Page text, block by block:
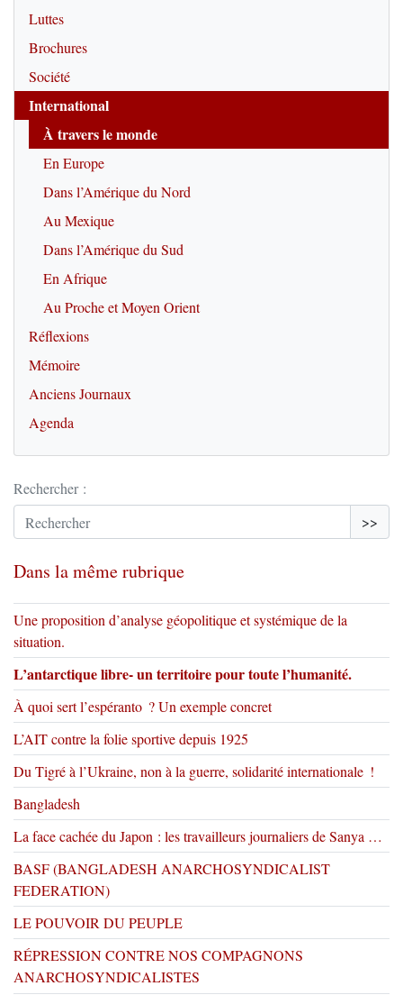
Luttes
Brochures
Société
International
À travers le monde
En Europe
Dans l’Amérique du Nord
Au Mexique
Dans l’Amérique du Sud
En Afrique
Au Proche et Moyen Orient
Réflexions
Mémoire
Anciens Journaux
Agenda
Rechercher :
>>
Dans la même rubrique
Une proposition d’analyse géopolitique et systémique de la
situation.
L’antarctique libre- un territoire pour toute l’humanité.
À quoi sert l’espéranto ? Un exemple concret
L’AIT contre la folie sportive depuis 1925
Du Tigré à l’Ukraine, non à la guerre, solidarité internationale !
Bangladesh
La face cachée du Japon : les travailleurs journaliers de Sanya …
BASF (BANGLADESH ANARCHOSYNDICALIST
FEDERATION)
LE POUVOIR DU PEUPLE
RÉPRESSION CONTRE NOS COMPAGNONS
ANARCHOSYNDICALISTES